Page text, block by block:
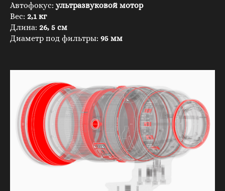
Автофокус: ультразвуковой мотор
Вес: 2,1 кг
Длина: 26, 5 см
Диаметр под фильтры: 95 мм